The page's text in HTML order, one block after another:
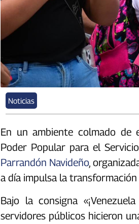
Noticias
En un ambiente colmado de
Poder Popular para el
Parrandón Navideño,
a día impulsa la
Bajo la consigna
servidores públicos hicieron